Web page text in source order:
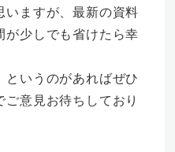
いますが、最新の資料
が少しでも省けたら幸
というのがあればぜひ
意見お待ちしており